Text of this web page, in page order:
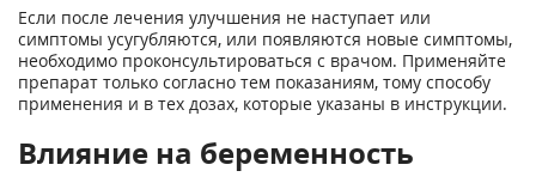
Если после лечения улучшения не наступает или
симптомы усугубляются, или появляются новые симптомы,
необходимо проконсультироваться с врачом. Применяйте
препарат только согласно тем показаниям, тому способу
применения и в тех дозах, которые указаны в инструкции.
Влияние на беременность